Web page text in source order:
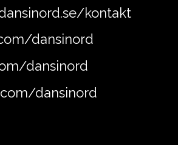
kontakt
dansinord
dansinord
dansinord